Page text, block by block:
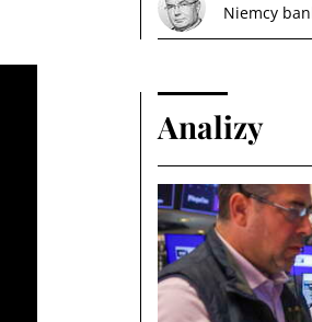
Niemcy
Analizy